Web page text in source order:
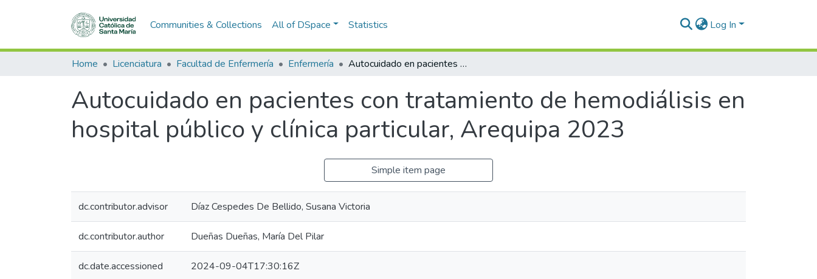
Communities & Collections All of DSpace Statistics Log In
Home Licenciatura Facultad de Enfermería Enfermería Autocuidado en pacientes con tratamiento de hemodiálisis en hospital público y clínica particular, Arequipa 2023
Autocuidado en pacientes con tratamiento de hemodiálisis en
hospital público y clínica particular, Arequipa 2023
Simple item page
dc.contributor.advisor Díaz Cespedes De Bellido, Susana Victoria
dc.contributor.author Dueñas Dueñas, María Del Pilar
dc.date.accessioned 2024-09-04T17:30:16Z